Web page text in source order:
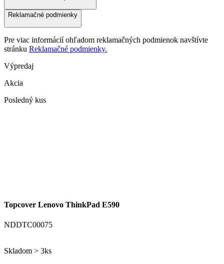
Reklamačné podmienky
Pre viac informácií ohľadom reklamačných podmienok navštívte
stránku Reklamačné podmienky.
Výpredaj
Akcia
Posledný kus
Topcover Lenovo ThinkPad E590
NDDTC00075
Skladom > 3ks